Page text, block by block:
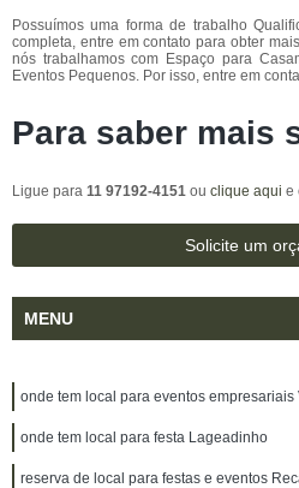
Possuímos uma forma de trabalho
completa, entre em contato para obter
nós trabalhamos com Espaço para
Eventos Pequenos. Por isso, entre em
Para saber mais
Ligue para 11 97192-4151 ou clique aqui e
Solicite um
MENU
onde tem local para eventos
onde tem local para festa Lageadinho
reserva de local para festas e eventos